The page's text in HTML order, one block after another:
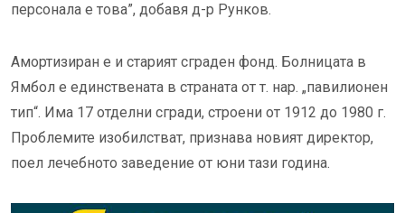
персонала е това”, добавя д-р Рунков.
Амортизиран е и старият сграден фонд. Болницата в
Ямбол е единствената в страната от т. нар. „павилионен
тип“. Има 17 отделни сгради, строени от 1912 до 1980 г.
Проблемите изобилстват, признава новият директор,
поел лечебното заведение от юни тази година.